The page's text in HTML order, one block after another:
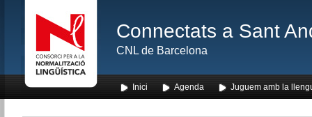
Connectats a Sant
CNL de Barcelona
Inici Agenda Juguem amb la